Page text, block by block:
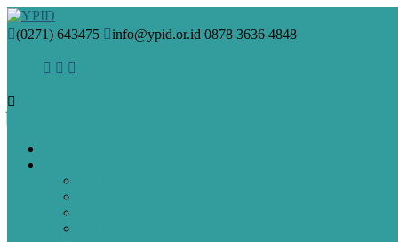
(0271) 643475 info@ypid.or.id 0878 3636 4848